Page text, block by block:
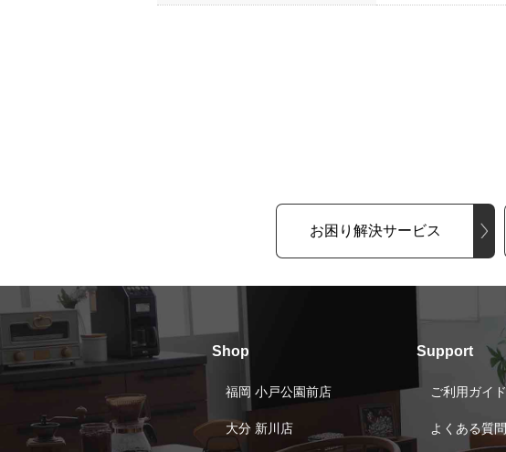
お困り解決サービス
Shop
福岡 小戸公園前店
大分 新川店
Support
ご利用ガイド
よくある質問